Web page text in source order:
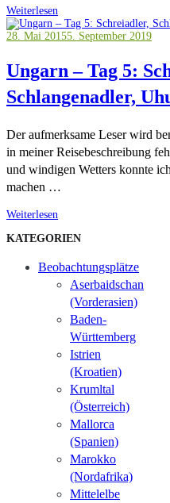
Weiterlesen
28. Mai 20155. September 2019
Ungarn – Tag 5:
Schlangenadler,
Der aufmerksame Leser wird
in meiner Reisebeschreibung
und windigen Wetters konnte
machen …
Weiterlesen
KATEGORIEN
Beobachtungsplätze
Aserbaidschan
(Vorderasien)
Baden-
Württemberg
Istrien
(Kroatien)
Krumltal
(Österreich)
Mallorca
(Spanien)
Marokko
(Nordafrika)
Mittelelbe